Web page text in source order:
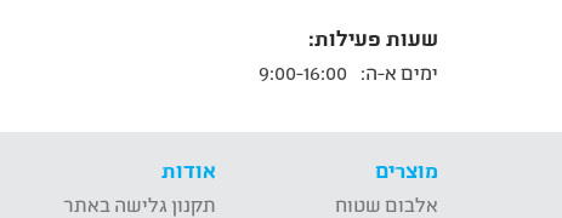
שעות פעילות:
ימים א-ה:
מוצרים
אלבום שטוח
אודות
תקנון גלישה באתר